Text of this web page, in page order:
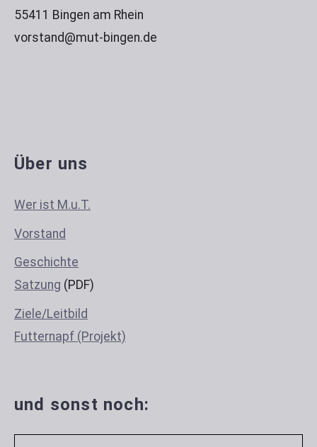
55411 Bingen am Rhein
vorstand@mut-bingen.de
Über uns
Wer ist M.u.T.
Vorstand
Geschichte
Satzung (PDF)
Ziele/Leitbild
Futternapf (Projekt)
und sonst noch: